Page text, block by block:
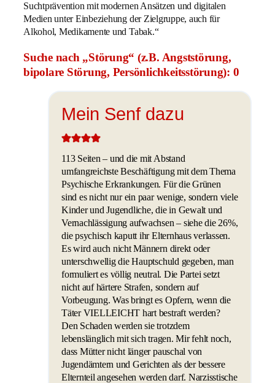
Suchtprävention mit modernen Ansätzen und digitalen
Medien unter Einbeziehung der Zielgruppe, auch für
Alkohol, Medikamente und Tabak.“
Suche nach „Störung“ (z.B. Angststörung,
bipolare Störung, Persönlichkeitsstörung): 0
Mein Senf dazu
113 Seiten – und die mit Abstand
umfangreichste Beschäftigung mit dem Thema
Psychische Erkrankungen. Für die Grünen
sind es nicht nur ein paar wenige, sondern viele
Kinder und Jugendliche, die in Gewalt und
Vernachlässigung aufwachsen – siehe die 26%,
die psychisch kaputt ihr Elternhaus verlassen.
Es wird auch nicht Männern direkt oder
unterschwellig die Hauptschuld gegeben, man
formuliert es völlig neutral. Die Partei setzt
nicht auf härtere Strafen, sondern auf
Vorbeugung. Was bringt es Opfern, wenn die
Täter VIELLEICHT hart bestraft werden?
Den Schaden werden sie trotzdem
lebenslänglich mit sich tragen. Mir fehlt noch,
dass Mütter nicht länger pauschal von
Jugendämtern und Gerichten als der bessere
Elternteil angesehen werden darf. Narzisstische